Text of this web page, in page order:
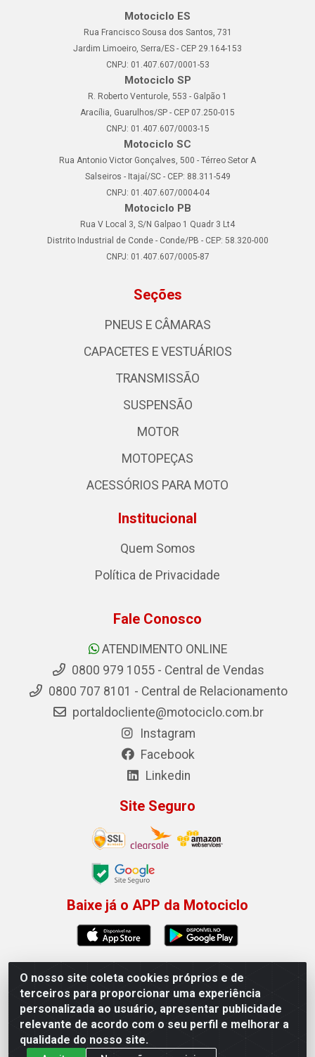
Permitir que a Motociclo envie notificações com
novidades e ofertas exclusivas.
×
O nosso site coleta cookies próprios e de
terceiros para proporcionar uma experiência
personalizada ao usuário, apresentar publicidade
relevante de acordo com o seu perfil e melhorar a
qualidade do nosso site.
Motociclo ES
Rua Francisco Sousa dos Santos, 731
Jardim Limoeiro, Serra/ES - CEP 29.164-153
CNPJ: 01.407.607/0001-53
Motociclo SP
R. Roberto Venturole, 553 - Galpão 1
Aracília, Guarulhos/SP - CEP 07.250-015
CNPJ: 01.407.607/0003-15
Motociclo SC
Rua Antonio Victor Gonçalves, 500 - Térreo Setor A
Salseiros - Itajaí/SC - CEP: 88.311-549
CNPJ: 01.407.607/0004-04
Motociclo PB
Rua V Local 3, S/N Galpao 1 Quadr 3 Lt4
Distrito Industrial de Conde - Conde/PB - CEP: 58.320-000
CNPJ: 01.407.607/0005-87
Seções
PNEUS E CÂMARAS
CAPACETES E VESTUÁRIOS
TRANSMISSÃO
SUSPENSÃO
MOTOR
MOTOPEÇAS
ACESSÓRIOS PARA MOTO
Institucional
Quem Somos
Política de Privacidade
Fale Conosco
ATENDIMENTO ONLINE
0800 979 1055 - Central de Vendas
0800 707 8101 - Central de Relacionamento
portaldocliente@motociclo.com.br
Instagram
Facebook
Linkedin
Site Seguro
Baixe já o APP da Motociclo
Motociclo - Rua Francisco Sousa dos Santos, 731 -
Jardim Limoeiro, Serra/ES - CEP 29.164-153 - CNPJ
01.407.607/0001-53